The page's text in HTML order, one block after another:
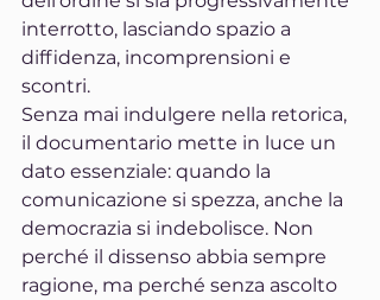
interrotto, lasciando spazio a
diffidenza, incomprensioni e
scontri.
Senza mai indulgere nella retorica,
il documentario mette in luce un
dato essenziale: quando la
comunicazione si spezza, anche la
democrazia si indebolisce. Non
perché il dissenso abbia sempre
ragione, ma perché senza ascolto